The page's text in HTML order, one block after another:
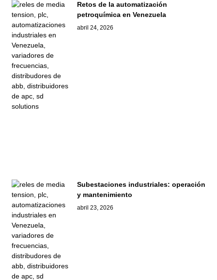
Retos de la automatización
petroquímica en Venezuela
abril 24, 2026
Subestaciones industriales: operación
y mantenimiento
abril 23, 2026